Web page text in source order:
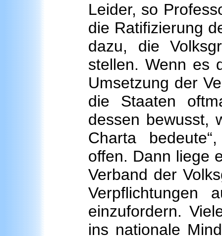
Leider, so
die Ratifizierung
dazu, die
stellen. Wenn es
Umsetzung der
die Staaten
dessen bewusst,
Charta
offen. Dann liege
Verband der
Verpflichtungen
einzufordern.
ins nationale